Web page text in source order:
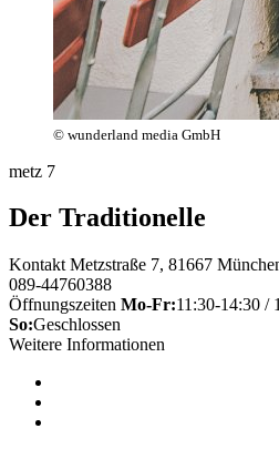
© wunderland media GmbH
metz 7
Der Traditionelle
Kontakt Metzstraße 7, 81667
089-44760388
Öffnungszeiten Mo-Fr:11:30-14:30 /
So:Geschlossen
Weitere Informationen